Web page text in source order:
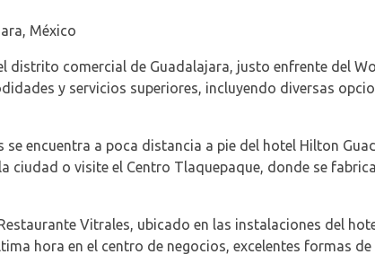
México
distrito comercial de Guadalajara, justo enfrente del
y servicios superiores, incluyendo diversas
encuentra a poca distancia a pie del hotel Hilton
ciudad o visite el Centro Tlaquepaque, donde se
Vitrales, ubicado en las instalaciones del
hora en el centro de negocios, excelentes formas